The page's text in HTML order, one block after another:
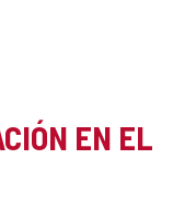
EN EL